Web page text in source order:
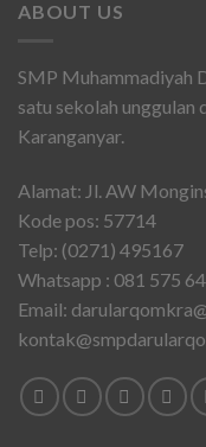
ABOUT US
SMP Muhammadiyah
satu sekolah
Karanganyar.
Alamat: Jl. AW
Kode pos: 57714
Telp: (0271) 495167
Whatsapp : 081 575
Email: